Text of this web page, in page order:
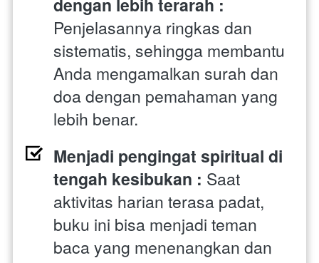
Penjelasannya ringkas dan
sistematis, sehingga membantu
Anda mengamalkan surah dan
doa dengan pemahaman yang
lebih benar.
Menjadi pengingat spiritual di
tengah kesibukan : Saat
aktivitas harian terasa padat,
buku ini bisa menjadi teman
baca yang menenangkan dan